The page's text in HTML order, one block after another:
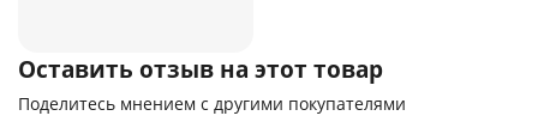
Оставить отзыв на этот товар
Поделитесь мнением с другими покупателями